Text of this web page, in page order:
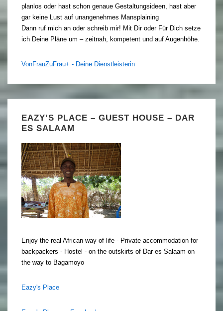
planlos oder hast schon genaue Gestaltungsideen, hast aber
gar keine Lust auf unangenehmes Mansplaining
Dann ruf mich an oder schreib mir! Mit Dir oder Für Dich setze
ich Deine Pläne um – zeitnah, kompetent und auf Augenhöhe.
VonFrauZuFrau+ - Deine Dienstleisterin
EAZY’S PLACE – GUEST HOUSE – DAR
ES SALAAM
Enjoy the real African way of life - Private accommodation for
backpackers - Hostel - on the outskirts of Dar es Salaam on
the way to Bagamoyo
Eazy's Place